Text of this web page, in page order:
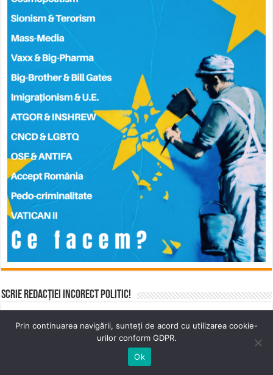
Scrie Redacției Incorect Politic!
lăsați un mesaj pe adresa contact@incorectpolitic.com
Prin continuarea navigării, sunteți de acord cu utilizarea cookie-
urilor conform GDPR.
Ok